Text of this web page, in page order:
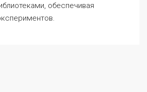
обеспечивая